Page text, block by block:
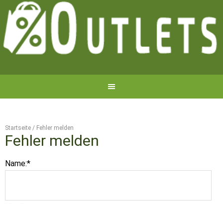
Startseite / Fehler melden
Fehler melden
Name:*